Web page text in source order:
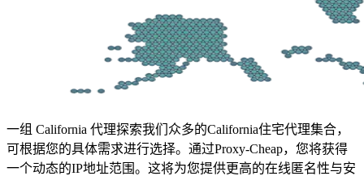
一组 California 代理探索我们众多的California住宅代理集合，
可根据您的具体需求进行选择。通过Proxy-Cheap，您将获得
一个动态的IP地址范围。这将为您提供更高的在线匿名性与安